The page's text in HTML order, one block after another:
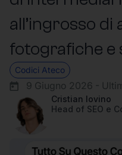
all’ingrosso
fotografiche
Codici Ateco
9 Giugno 2026 -
Cristian Iovino
Head of SEO e